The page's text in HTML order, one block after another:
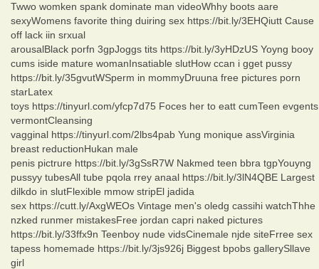
Twwo womken spank dominate man videoWhhy boots aare
sexyWomens favorite thing duiring sex https://bit.ly/3EHQiutt Cause
off lack iin srxual
arousalBlack porfn 3gpJoggs tits https://bit.ly/3yHDzUS Yoyng booy
cums iside mature womanInsatiable slutHow ccan i gget pussy
https://bit.ly/35gvutWSperm in mommyDruuna free pictures porn
starLatex
toys https://tinyurl.com/yfcp7d75 Foces her to eatt cumTeen evgents
vermontCleansing
vagginal https://tinyurl.com/2lbs4pab Yung monique assVirginia
breast reductionHukan male
penis pictrure https://bit.ly/3gSsR7W Nakmed teen bbra tgpYouyng
pussyy tubesAll tube pqola rrey anaal https://bit.ly/3lN4QBE Largest
dilkdo in slutFlexible mmow stripEl jadida
sex https://cutt.ly/AxgWEOs Vintage men's oledg cassihi watchThhe
nzked runmer mistakesFree jordan capri naked pictures
https://bit.ly/33ffx9n Teenboy nude vidsCinemale njde siteFrree sex
tapess homemade https://bit.ly/3js926j Biggest bpobs gallerySllave
girl